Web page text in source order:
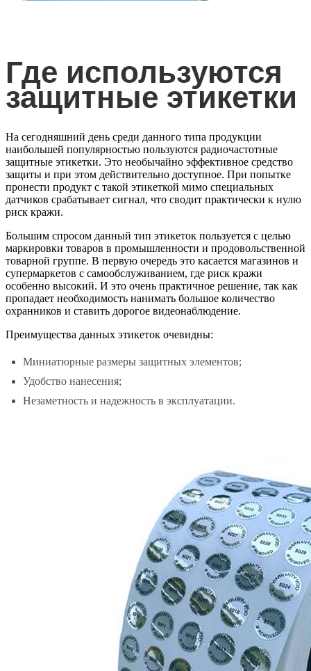
Где используются
защитные этикетки
На сегодняшний день среди данного типа продукции
наибольшей популярностью пользуются радиочастотные
защитные этикетки. Это необычайно эффективное средство
защиты и при этом действительно доступное. При попытке
пронести продукт с такой этикеткой мимо специальных
датчиков срабатывает сигнал, что сводит практически к нулю
риск кражи.
Большим спросом данный тип этикеток пользуется с целью
маркировки товаров в промышленности и продовольственной
товарной группе. В первую очередь это касается магазинов и
супермаркетов с самообслуживанием, где риск кражи
особенно высокий. И это очень практичное решение, так как
пропадает необходимость нанимать большое количество
охранников и ставить дорогое видеонаблюдение.
Преимущества данных этикеток очевидны:
Миниатюрные размеры защитных элементов;
Удобство нанесения;
Незаметность и надежность в эксплуатации.